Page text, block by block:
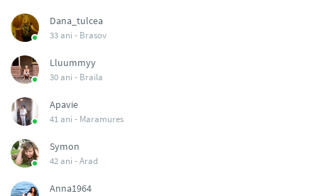
Dana_tulcea
33 ani - Brasov
Lluummyy
30 ani - Braila
Apavie
41 ani - Maramures
Symon
42 ani -Arad
Anna1964